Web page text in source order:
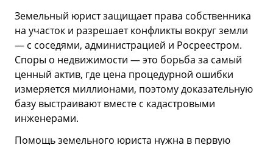
Земельный юрист защищает права собственника
на участок и разрешает конфликты вокруг земли
— с соседями, администрацией и Росреестром.
Споры о недвижимости — это борьба за самый
ценный актив, где цена процедурной ошибки
измеряется миллионами, поэтому доказательную
базу выстраивают вместе с кадастровыми
инженерами.
Помощь земельного юриста нужна в первую